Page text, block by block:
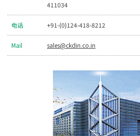
411034
电话 +91-(0)124-418-8212
Mail sales@ckdin.co.in